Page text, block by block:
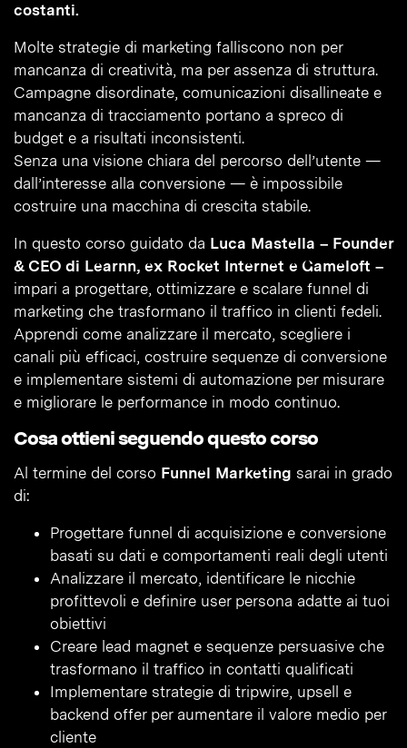
costanti.
Molte strategie di marketing falliscono non per
mancanza di creatività, ma per assenza di struttura.
Campagne disordinate, comunicazioni disallineate e
mancanza di tracciamento portano a spreco di
budget e a risultati inconsistenti.
Senza una visione chiara del percorso dell’utente —
dall’interesse alla conversione — è impossibile
costruire una macchina di crescita stabile.
In questo corso guidato da Luca Mastella – Founder
& CEO di Learnn, ex Rocket Internet e Gameloft –
impari a progettare, ottimizzare e scalare funnel di
marketing che trasformano il traffico in clienti fedeli.
Apprendi come analizzare il mercato, scegliere i
canali più efficaci, costruire sequenze di conversione
e implementare sistemi di automazione per misurare
e migliorare le performance in modo continuo.
Cosa ottieni seguendo questo corso
Al termine del corso Funnel Marketing sarai in grado
di:
Progettare funnel di acquisizione e conversione
basati su dati e comportamenti reali degli utenti
Analizzare il mercato, identificare le nicchie
profittevoli e definire user persona adatte ai tuoi
obiettivi
Creare lead magnet e sequenze persuasive che
trasformano il traffico in contatti qualificati
Implementare strategie di tripwire, upsell e
backend offer per aumentare il valore medio per
cliente